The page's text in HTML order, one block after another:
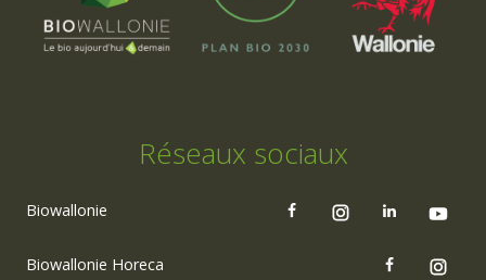
Réseaux sociaux
Biowallonie
Biowallonie Horeca